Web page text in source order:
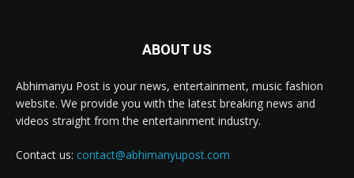
ABOUT US
Abhimanyu Post is your news, entertainment, music fashion
website. We provide you with the latest breaking news and
videos straight from the entertainment industry.
Contact us: contact@abhimanyupost.com